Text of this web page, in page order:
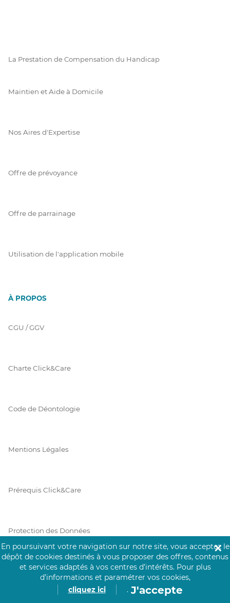
La Prestation de Compensation du Handicap
Maintien et Aide à Domicile
Nos Aires d'Expertise
Offre de prévoyance
Offre de parrainage
Utilisation de l'application mobile
À PROPOS
CGU / GGV
Charte Click&Care
Code de Déontologie
Mentions Légales
Prérequis Click&Care
Protection des Données
Vie Privée
En poursuivant votre navigation sur notre site, vous acceptez le
dépôt de cookies destinés à vous proposer des offres, contenus
et services adaptés à vos centres d’intérêts. Pour plus
d’informations et paramétrer vos cookies,
cliquez ici
. J'accepte
✕